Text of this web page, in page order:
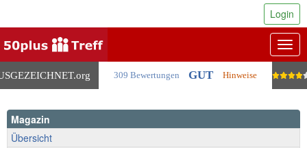
.org 309 Bewertungen GUT Hinweise
Login
Magazin
Übersicht